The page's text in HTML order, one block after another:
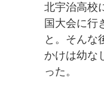
北宇治高校
国大会に行
と。そんな
かけは幼な
った。